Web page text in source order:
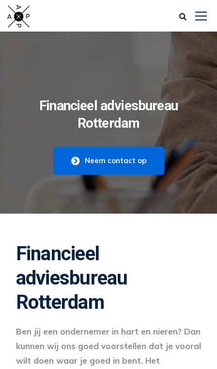
Financieel adviesbureau
Rotterdam
Neem contact op
Financieel
adviesbureau
Rotterdam
Ben jij een ondernemer in hart en nieren? Dan
kunnen wij ons goed voorstellen dat je vooral
wilt doen waar je goed in bent. Het